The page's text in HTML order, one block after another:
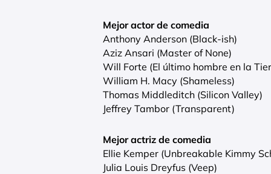
Mejor actor de comedia
Anthony Anderson (Black-ish)
Aziz Ansari (Master of None)
Will Forte (El último hombre en la
William H. Macy (Shameless)
Thomas Middleditch (Silicon Valley)
Jeffrey Tambor (Transparent)
Mejor actriz de comedia
Ellie Kemper (Unbreakable Kimmy
Julia Louis Dreyfus (Veep)